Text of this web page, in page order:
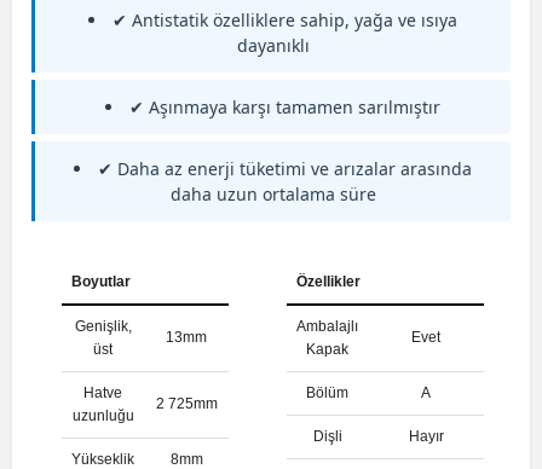
✔ Antistatik özelliklere sahip, yağa ve ısıya
dayanıklı
✔ Aşınmaya karşı tamamen sarılmıştır
✔ Daha az enerji tüketimi ve arızalar arasında
daha uzun ortalama süre
Boyutlar
Genişlik,
üst
13mm
Hatve
uzunluğu
2 725mm
Yükseklik 8mm
Özellikler
Ambalajlı
Kapak
Evet
Bölüm A
Dişli Hayır